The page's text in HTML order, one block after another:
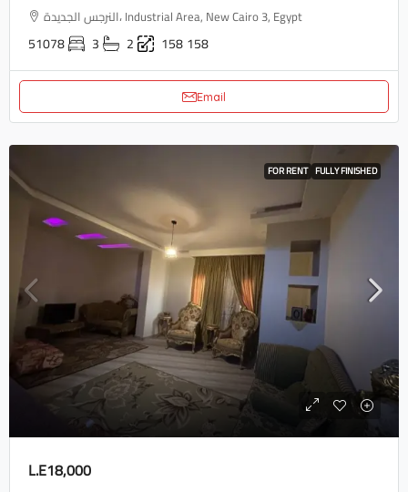
النرجس الجديدة، Industrial Area, New Cairo 3, Egypt
51078 3 2 158158
Email
FOR RENT FULLY FINISHED
L.E18,000